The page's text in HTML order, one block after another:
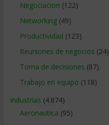
Negociacion (122)
Networking(49)
Productividad (123)
Reuniones de negocios (24)
Toma de decisiones (87)
Trabajo en equipo (118)
Industrias (4.874)
Aeronautica (95)